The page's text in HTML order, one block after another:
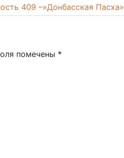
409 –»Донбасская Пасха»
помечены *